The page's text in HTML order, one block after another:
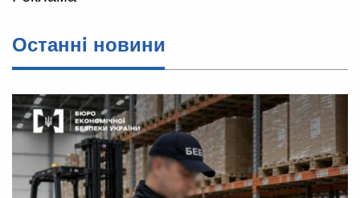
Останнi новини